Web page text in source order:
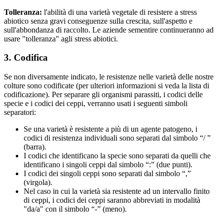
Tolleranza: l'abilità di una varietà vegetale di resistere a stress
abiotico senza gravi conseguenze sulla crescita, sull'aspetto e
sull'abbondanza di raccolto. Le aziende sementire continueranno ad
usare "tolleranza" agli stress abiotici.
3. Codifica
Se non diversamente indicato, le resistenze nelle varietà delle nostre
colture sono codificate (per ulteriori informazioni si veda la lista di
codificazione). Per separare gli organismi parassiti, i codici delle
specie e i codici dei ceppi, verranno usati i seguenti simboli
separatori:
Se una varietà è resistente a più di un agente patogeno, i
codici di resistenza individuali sono separati dal simbolo “/ ”
(barra).
I codici che identificano la specie sono separati da quelli che
identificano i singoli ceppi dal simbolo “:” (due punti).
I codici dei singoli ceppi sono separati dal simbolo “,”
(virgola).
Nel caso in cui la varietà sia resistente ad un intervallo finito
di ceppi, i codici dei ceppi saranno abbreviati in modalità
"da/a" con il simbolo “-” (meno).